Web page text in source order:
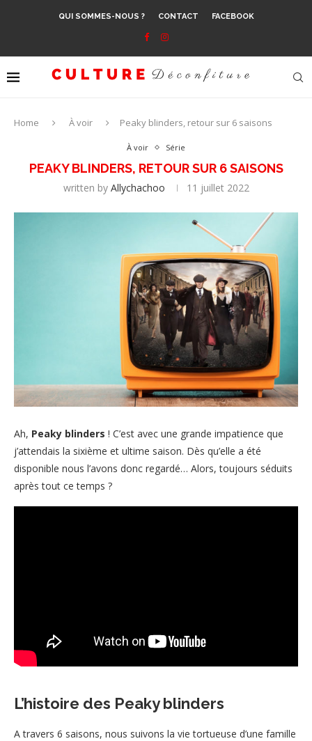
QUI SOMMES-NOUS ? CONTACT FACEBOOK
Home À voir Peaky blinders, retour sur 6 saisons
À voir Série
PEAKY BLINDERS, RETOUR SUR 6 SAISONS
written by Allychachoo 11 juillet 2022
Ah, Peaky blinders ! C’est avec une grande impatience que
j’attendais la sixième et ultime saison. Dès qu’elle a été
disponible nous l’avons donc regardé… Alors, toujours séduits
après tout ce temps ?
L’histoire des Peaky blinders
A travers 6 saisons, nous suivons la vie tortueuse d’une famille